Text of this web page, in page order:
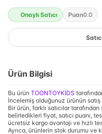
Onaylı Satıcı Puan0.0
Ürün Bilgisi
Bu ürün TOONTOYKİDS
İncelemiş olduğunuz ürünün satış
Bir ürün, farklı satıcılar
belirledikleri fiyat, satıcı puanı,
ücretsiz kargo avantajı ve hızlı
Ayrıca, ürünlerin stok durumu ve